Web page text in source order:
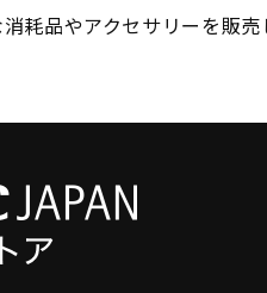
耗品やアクセサリーを販売